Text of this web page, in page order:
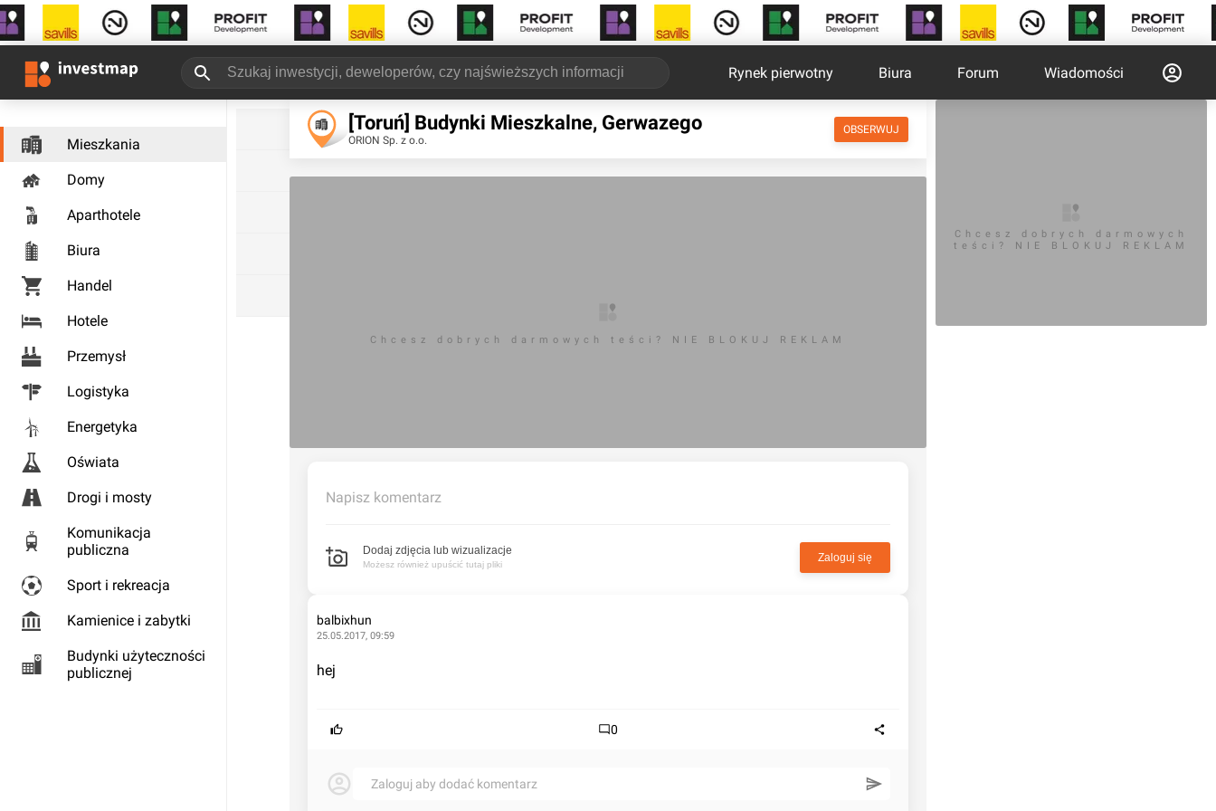
Rynek pierwotny Biura Forum Wiadomości
Mieszkania
Domy
Aparthotele
Biura
Handel
Hotele
Przemysł
Logistyka
Energetyka
Oświata
Drogi i mosty
Komunikacja
publiczna
Sport i rekreacja
Kamienice i zabytki
Budynki użyteczności
publicznej
[Toruń] Budynki Mieszkalne, Gerwazego
ORION Sp. z o.o.
OBSERWUJ
Chcesz dobrych darmowych teści? NIE BLOKUJ REKLAM
Napisz komentarz
Dodaj zdjęcia lub wizualizacje
Możesz również upuścić tutaj pliki
Zaloguj się
balbixhun
25.05.2017, 09:59
hej
0
Zaloguj aby dodać komentarz
Chcesz dobrych darmowych
teści? NIE BLOKUJ REKLAM